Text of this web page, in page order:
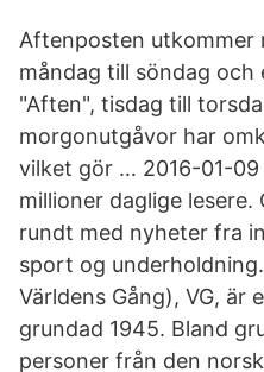
Aftenposten utkommer
måndag till söndag
"Aften", tisdag till
morgonutgåvor har
vilket gör … 2016-01-
millioner daglige
rundt med nyheter fra
sport og
Världens Gång), VG, är
grundad 1945. Bland
personer från den